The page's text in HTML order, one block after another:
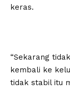
keras.
“Sekarang
kembali ke
tidak stabil itu